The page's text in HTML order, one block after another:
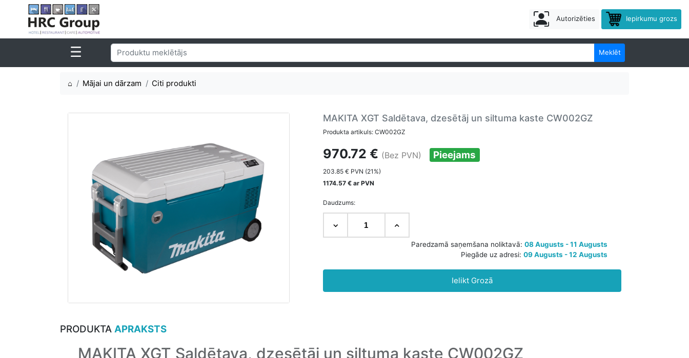
Autorizēties Iepirkumu grozs
Meklēt
⌂ Mājai un dārzam Citi produkti
MAKITA XGT Saldētava, dzesētāj un siltuma kaste CW002GZ
Produkta artikuls: CW002GZ
970.72 € (Bez PVN) Pieejams
203.85 € PVN (21%)
1174.57 € ar PVN
Daudzums:
Paredzamā saņemšana noliktavā:08 Augusts - 11 Augusts
Ielikt Grozā
PRODUKTA APRAKSTS
MAKITA XGT Saldētava, dzesētāj un siltuma kaste CW002GZ